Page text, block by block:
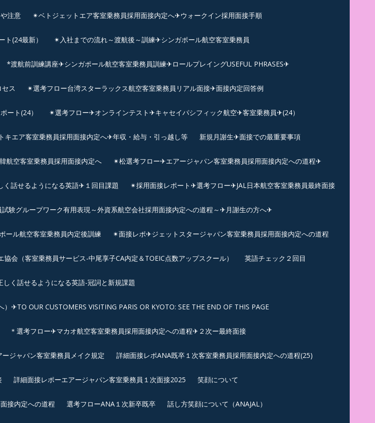
注意 ✴︎ベトジェットエア客室乗務員採用面接内定へ✈︎ウォークイン採用面接手順
(24最新） ✴︎入社までの流れ～渡航後～訓練✈シンガポール航空客室乗務員
*渡航前訓練講座✈シンガポール航空客室乗務員訓練✈ロールプレイングUSEFUL PHRASES✈
ス ✴︎選考フロー台湾スターラックス航空客室乗務員リアル面接✈︎面接内定回答例
ート(24） ✴︎選考フロー✈オンラインテスト✈キャセイパシフィック航空✈︎客室乗務員✈(24）
キエア客室乗務員採用面接内定へ✈年収・給与・引っ越し等 新規月謝生✈面接での最重要事項
航空客室乗務員採用面接内定へ ✴︎松選考フロー✈︎エアージャパン客室乗務員採用面接内定への道程✈︎
く話せるようになる英語✈１回目課題 ✴︎採用面接レポート✈︎選考フロー✈︎JAL日本航空客室乗務員最終面接
試験グループワーク有用表現～外資系航空会社採用面接内定への道程～✈月謝生の方へ✈
ール航空客室乗務員内定後訓練 ✴︎面接レポ✈ジェットスタージャパン客室乗務員採用面接内定への道程
協会（客室乗務員サービス-中尾享子CA内定＆TOEIC点数アップスクール） 英語チェック２回目
しく話せるようになる英語-冠詞と新規課題
✈TO OUR CUSTOMERS VISITING PARIS OR KYOTO: SEE THE END OF THIS PAGE
＊選考フロー✈マカオ航空客室乗務員採用面接内定への道程✈２次ー最終面接
ジャパン客室乗務員メイク規定 詳細面接レポANA既卒１次客室乗務員採用面接内定への道程(25)
詳細面接レポーエアージャパン客室乗務員１次面接2025 笑顔について
接内定への道程 選考フローANA１次新卒既卒 話し方笑顔について（ANAJAL）